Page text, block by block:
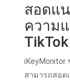
สอดแ
ความ
TikTok
สามารถสอด